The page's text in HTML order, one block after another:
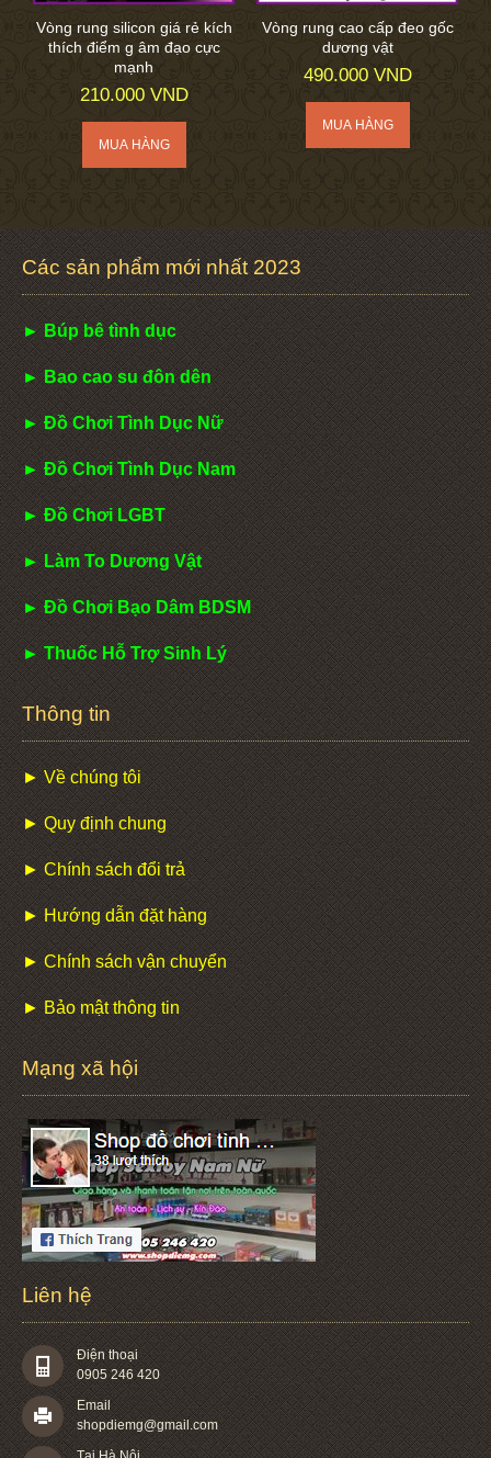
Vòng rung silicon giá rẻ kích
thích điểm g âm đạo cực
mạnh
210.000 VND
Vòng rung cao cấp đeo gốc
dương vật
490.000 VND
Các sản phẩm mới nhất 2023
► Búp bê tình dục
► Bao cao su đôn dên
► Đồ Chơi Tình Dục Nữ
► Đồ Chơi Tình Dục Nam
► Đồ Chơi LGBT
► Làm To Dương Vật
► Đồ Chơi Bạo Dâm BDSM
► Thuốc Hỗ Trợ Sinh Lý
Thông tin
► Về chúng tôi
► Quy định chung
► Chính sách đổi trả
► Hướng dẫn đặt hàng
► Chính sách vận chuyển
► Bảo mật thông tin
Mạng xã hội
Liên hệ
Điện thoại
0905 246 420
Email
shopdiemg@gmail.com